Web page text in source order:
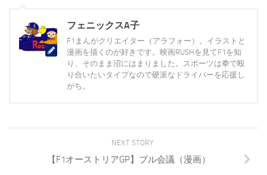
フェニックスA子
F1まんがクリエイター（アラフォー）。イラストと
漫画を描くのが好きです。映画RUSHを見てF1を知
り、そのまま沼にはまりました。スポーツは拳で殴
り合いたいタイプなので硬派なドライバーを応援し
がち。
NEXT STORY
【F1オーストリアGP】ブル会議（漫画）